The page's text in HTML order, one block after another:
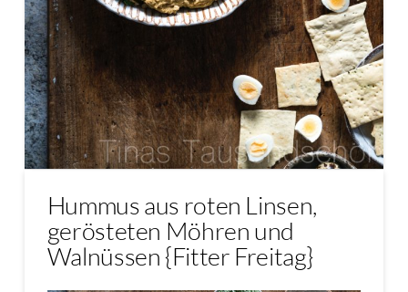
Hummus aus roten Linsen,
gerösteten Möhren und
Walnüssen {Fitter Freitag}